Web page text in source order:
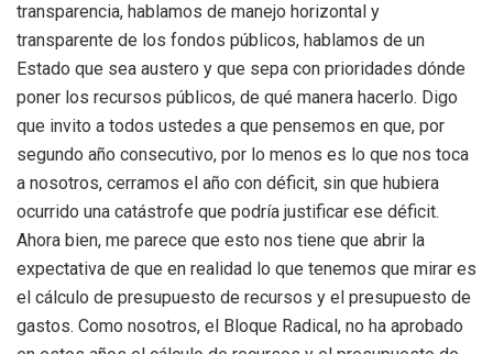
transparencia, hablamos de manejo horizontal y
transparente de los fondos públicos, hablamos de un
Estado que sea austero y que sepa con prioridades dónde
poner los recursos públicos, de qué manera hacerlo. Digo
que invito a todos ustedes a que pensemos en que, por
segundo año consecutivo, por lo menos es lo que nos toca
a nosotros, cerramos el año con déficit, sin que hubiera
ocurrido una catástrofe que podría justificar ese déficit.
Ahora bien, me parece que esto nos tiene que abrir la
expectativa de que en realidad lo que tenemos que mirar es
el cálculo de presupuesto de recursos y el presupuesto de
gastos. Como nosotros, el Bloque Radical, no ha aprobado